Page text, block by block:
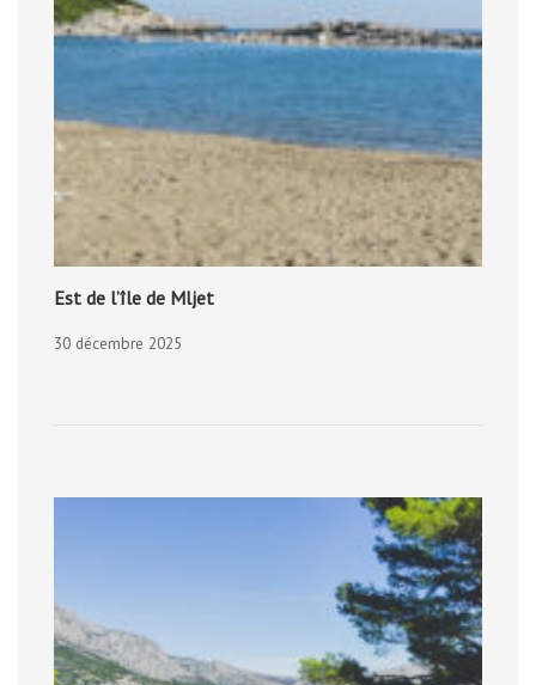
Est de l’île de Mljet
30 décembre 2025